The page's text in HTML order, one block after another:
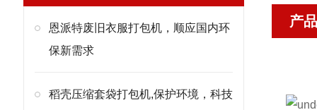
恩派特废旧衣服打包机，顺应国内环
保新需求
稻壳压缩套袋打包机,保护环境，科技
产